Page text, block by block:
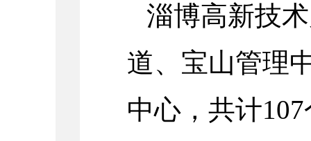
淄博高新技
道、宝山管理
中心，共计107